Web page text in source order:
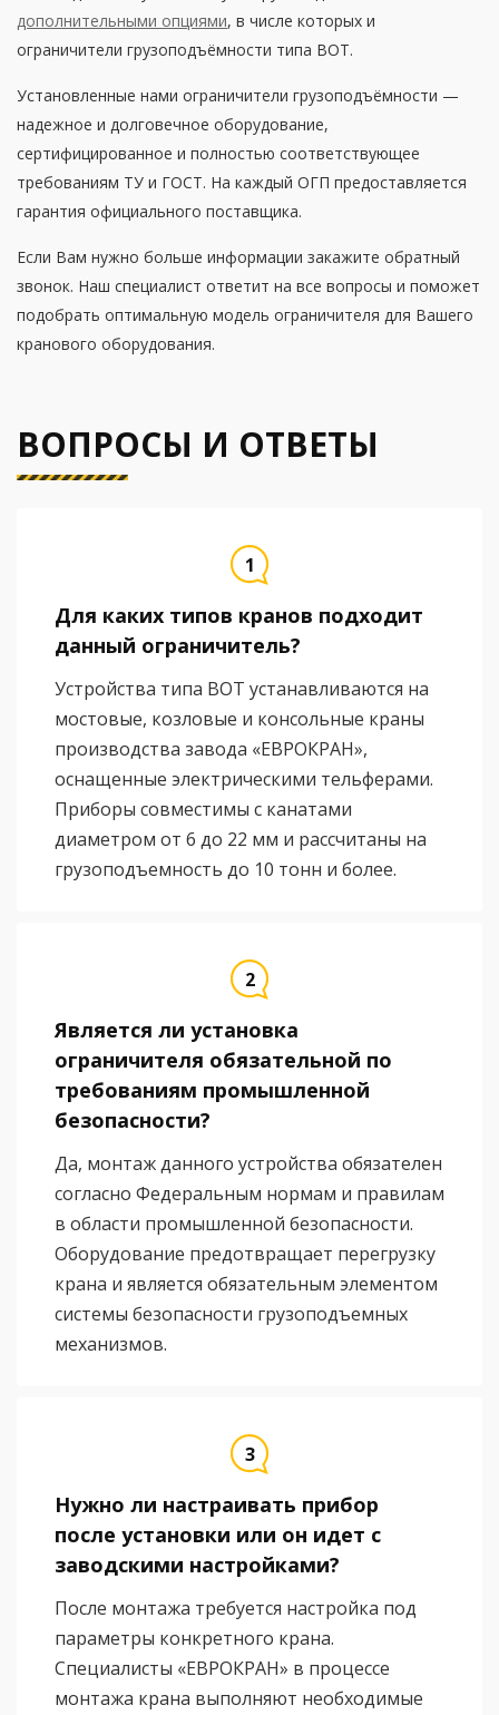
дополнительными опциями, в числе которых и
ограничители грузоподъёмности типа ВОТ.
Установленные нами ограничители грузоподъёмности —
надежное и долговечное оборудование,
сертифицированное и полностью соответствующее
требованиям ТУ и ГОСТ. На каждый ОГП предоставляется
гарантия официального поставщика.
Если Вам нужно больше информации закажите обратный
звонок. Наш специалист ответит на все вопросы и поможет
подобрать оптимальную модель ограничителя для Вашего
кранового оборудования.
ВОПРОСЫ И ОТВЕТЫ
Для каких типов кранов подходит
данный ограничитель?
Устройства типа ВОТ устанавливаются на
мостовые, козловые и консольные краны
производства завода «ЕВРОКРАН»,
оснащенные электрическими тельферами.
Приборы совместимы с канатами
диаметром от 6 до 22 мм и рассчитаны на
грузоподъемность до 10 тонн и более.
Является ли установка
ограничителя обязательной по
требованиям промышленной
безопасности?
Да, монтаж данного устройства обязателен
согласно Федеральным нормам и правилам
в области промышленной безопасности.
Оборудование предотвращает перегрузку
крана и является обязательным элементом
системы безопасности грузоподъемных
механизмов.
Нужно ли настраивать прибор
после установки или он идет с
заводскими настройками?
После монтажа требуется настройка под
параметры конкретного крана.
Специалисты «ЕВРОКРАН» в процессе
монтажа крана выполняют необходимые